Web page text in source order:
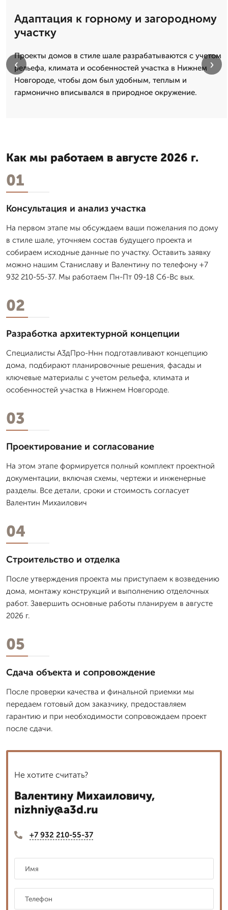
Адаптация к горному и загородному
участку
Проекты домов в стиле шале разрабатываются с учетом
рельефа, климата и особенностей участка в Нижнем
Новгороде, чтобы дом был удобным, теплым и
гармонично вписывался в природное окружение.
‹ ›
Как мы работаем в августе 2026 г.
01
Консультация и анализ участка
На первом этапе мы обсуждаем ваши пожелания по дому
в стиле шале, уточняем состав будущего проекта и
собираем исходные данные по участку. Оставить заявку
можно нашим Станиславу и Валентину по телефону +7
932 210-55-37. Мы работаем Пн-Пт 09-18 Сб-Вс вых.
02
Разработка архитектурной концепции
Специалисты А3дПро-Ннн подготавливают концепцию
дома, подбирают планировочные решения, фасады и
ключевые материалы с учетом рельефа, климата и
особенностей участка в Нижнем Новгороде.
03
Проектирование и согласование
На этом этапе формируется полный комплект проектной
документации, включая схемы, чертежи и инженерные
разделы. Все детали, сроки и стоимость согласует
Валентин Михаилович
04
Строительство и отделка
После утверждения проекта мы приступаем к возведению
дома, монтажу конструкций и выполнению отделочных
работ. Завершить основные работы планируем в августе
2026 г.
05
Сдача объекта и сопровождение
После проверки качества и финальной приемки мы
передаем готовый дом заказчику, предоставляем
гарантию и при необходимости сопровождаем проект
после сдачи.
Не хотите считать?
Валентину Михаиловичу,
nizhniy@a3d.ru
+7 932 210-55-37